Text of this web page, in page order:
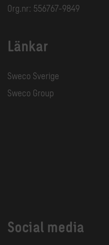
Org.nr: 556767-9849
Länkar
Sweco Sverige
Sweco Group
Social media